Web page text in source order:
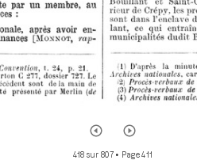
418 sur 807• Page 411